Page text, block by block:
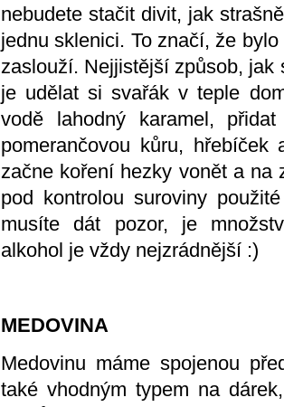
nebudete stačit divit, jak
jednu sklenici. To značí, že
zaslouží. Nejjistější způsob, jak
je udělat si svařák v teple
vodě lahodný karamel,
pomerančovou kůru,
začne koření hezky vonět a na
pod kontrolou suroviny
musíte dát pozor, je
alkohol je vždy nejzrádnější :)
MEDOVINA
Medovinu máme spojenou
také vhodným typem na